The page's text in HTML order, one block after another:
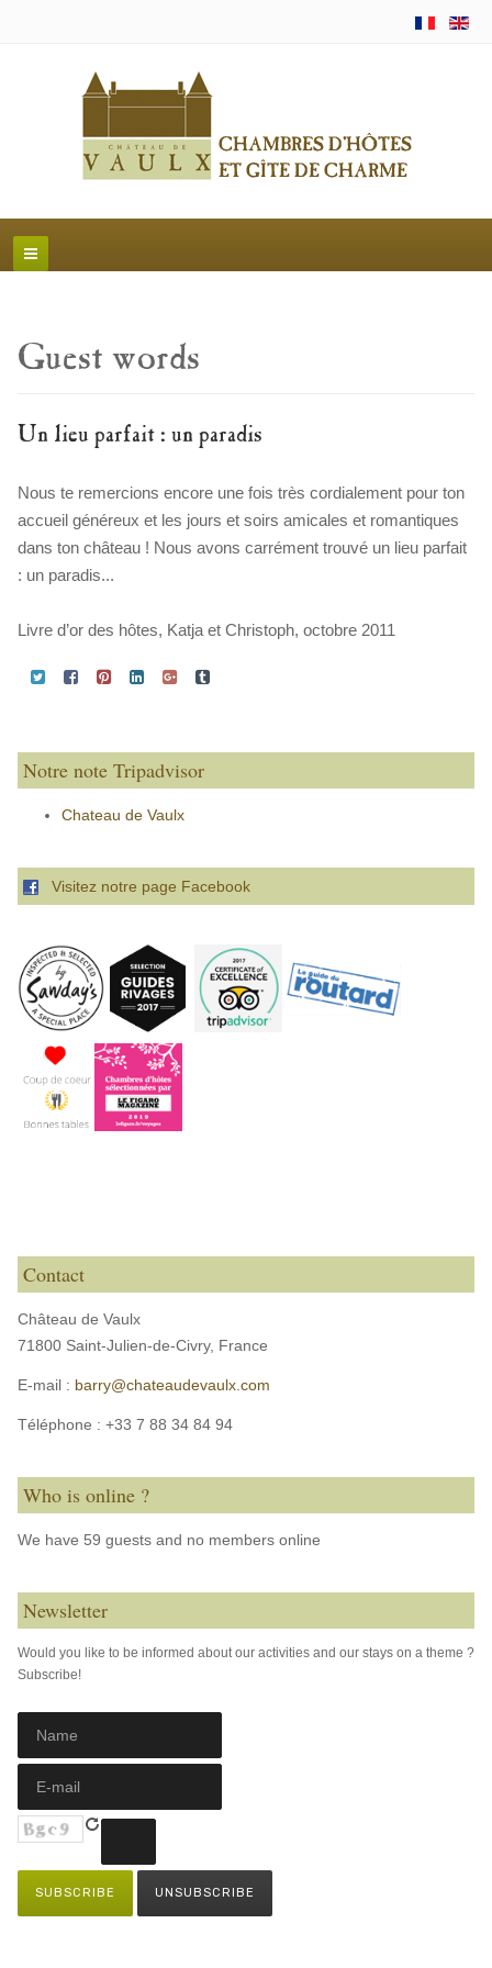
Guest words
Un lieu parfait : un paradis
Nous te remercions encore une fois très cordialement pour ton
accueil généreux et les jours et soirs amicales et romantiques
dans ton château ! Nous avons carrément trouvé un lieu parfait
: un paradis...
Livre d’or des hôtes, Katja et Christoph, octobre 2011
Notre note Tripadvisor
Chateau de Vaulx
Visitez notre page Facebook
Contact
Château de Vaulx
71800 Saint-Julien-de-Civry, France
E-mail : barry@chateaudevaulx.com
Téléphone : +33 7 88 34 84 94
Who is online ?
We have 59 guests and no members online
Newsletter
Would you like to be informed about our activities and our stays on a theme ?
Subscribe!